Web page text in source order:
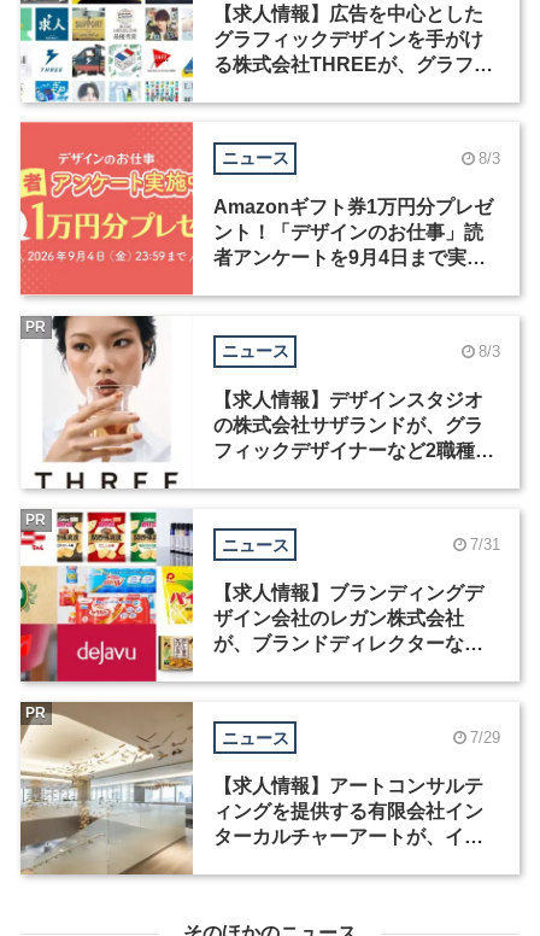
【求人情報】広告を中心とした
グラフィックデザインを手がけ
る株式会社THREEが、グラフィ
ニュース 8/3
Amazonギフト券1万円分プレゼ
ント！「デザインのお仕事」読
者アンケートを9月4日まで実施
ニュース 8/3
【求人情報】デザインスタジオ
の株式会社サザランドが、グラ
フィックデザイナーなど2職種を
PR
ニュース 7/31
【求人情報】ブランディングデ
ザイン会社のレガン株式会社
が、ブランドディレクターなど3
PR
ニュース 7/29
【求人情報】アートコンサルテ
ィングを提供する有限会社イン
ターカルチャーアートが、イン
PR